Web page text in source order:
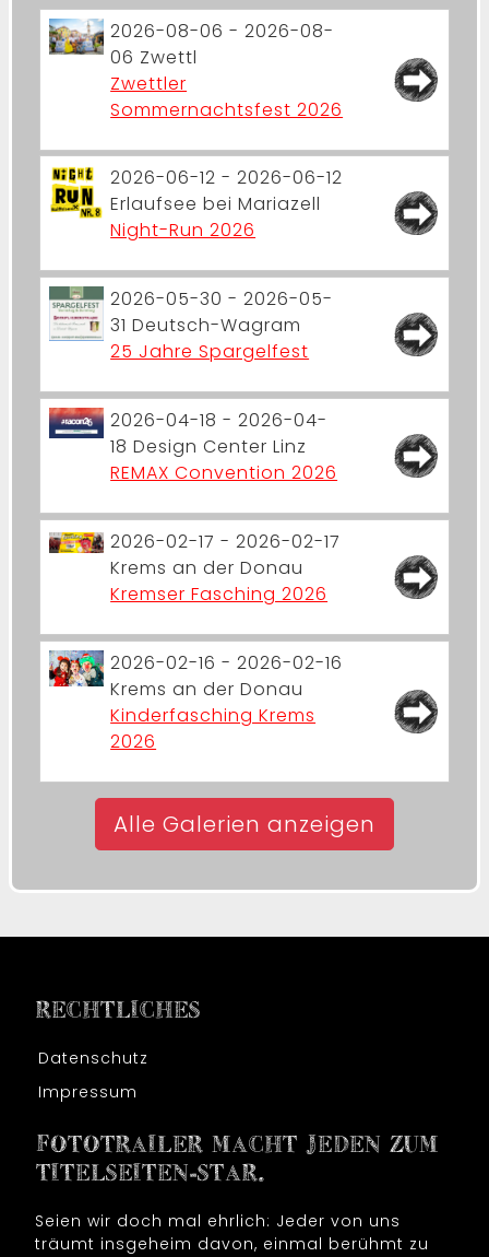
2026-08-06 - 2026-08-
06 Zwettl
Zwettler
Sommernachtsfest 2026
2026-06-12 - 2026-06-12
Erlaufsee bei Mariazell
Night-Run 2026
2026-05-30 - 2026-05-
31 Deutsch-Wagram
25 Jahre Spargelfest
2026-04-18 - 2026-04-
18 Design Center Linz
REMAX Convention 2026
2026-02-17 - 2026-02-17
Krems an der Donau
Kremser Fasching 2026
2026-02-16 - 2026-02-16
Krems an der Donau
Kinderfasching Krems
2026
Alle Galerien anzeigen
RECHTLICHES
Datenschutz
Impressum
FOTOTRAILER MACHT JEDEN ZUM
TITELSEITEN-STAR.
Seien wir doch mal ehrlich: Jeder von uns
träumt insgeheim davon, einmal berühmt zu